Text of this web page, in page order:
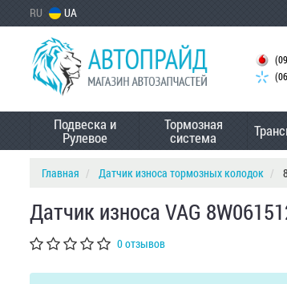
RU UA
Подвеска и
Рулевое
Тормозная
система
Главная Датчик износа тормозных колодок
Датчик износа VAG
0 отзывов